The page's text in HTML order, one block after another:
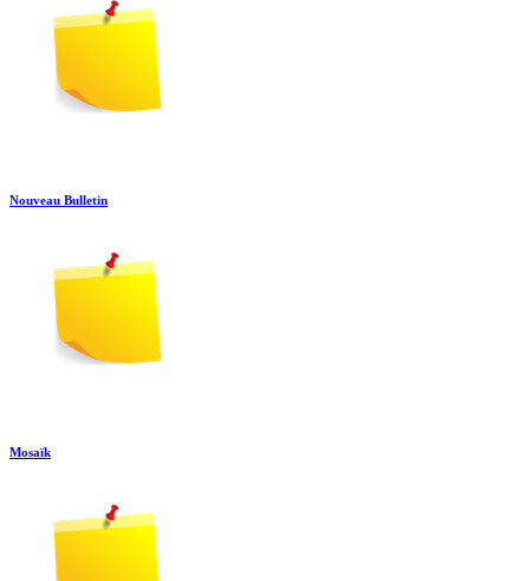
Nouveau Bulletin
Mosaïk